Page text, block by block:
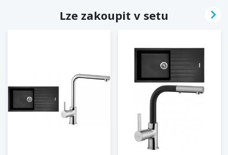
Lze zakoupit v setu 